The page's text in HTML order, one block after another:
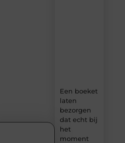
Een boeket
laten
bezorgen
dat echt bij
het
moment